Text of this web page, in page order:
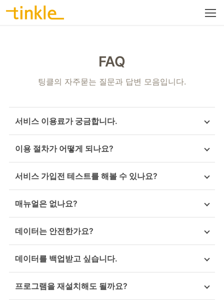
FAQ
팅클의 자주묻는 질문과 답변 모음입니다.
서비스 이용료가 궁금합니다.
이용 절차가 어떻게 되나요?
서비스 가입전 테스트를 해볼 수 있나요?
매뉴얼은 없나요?
데이터는 안전한가요?
데이터를 백업받고 싶습니다.
프로그램을 재설치해도 될까요?